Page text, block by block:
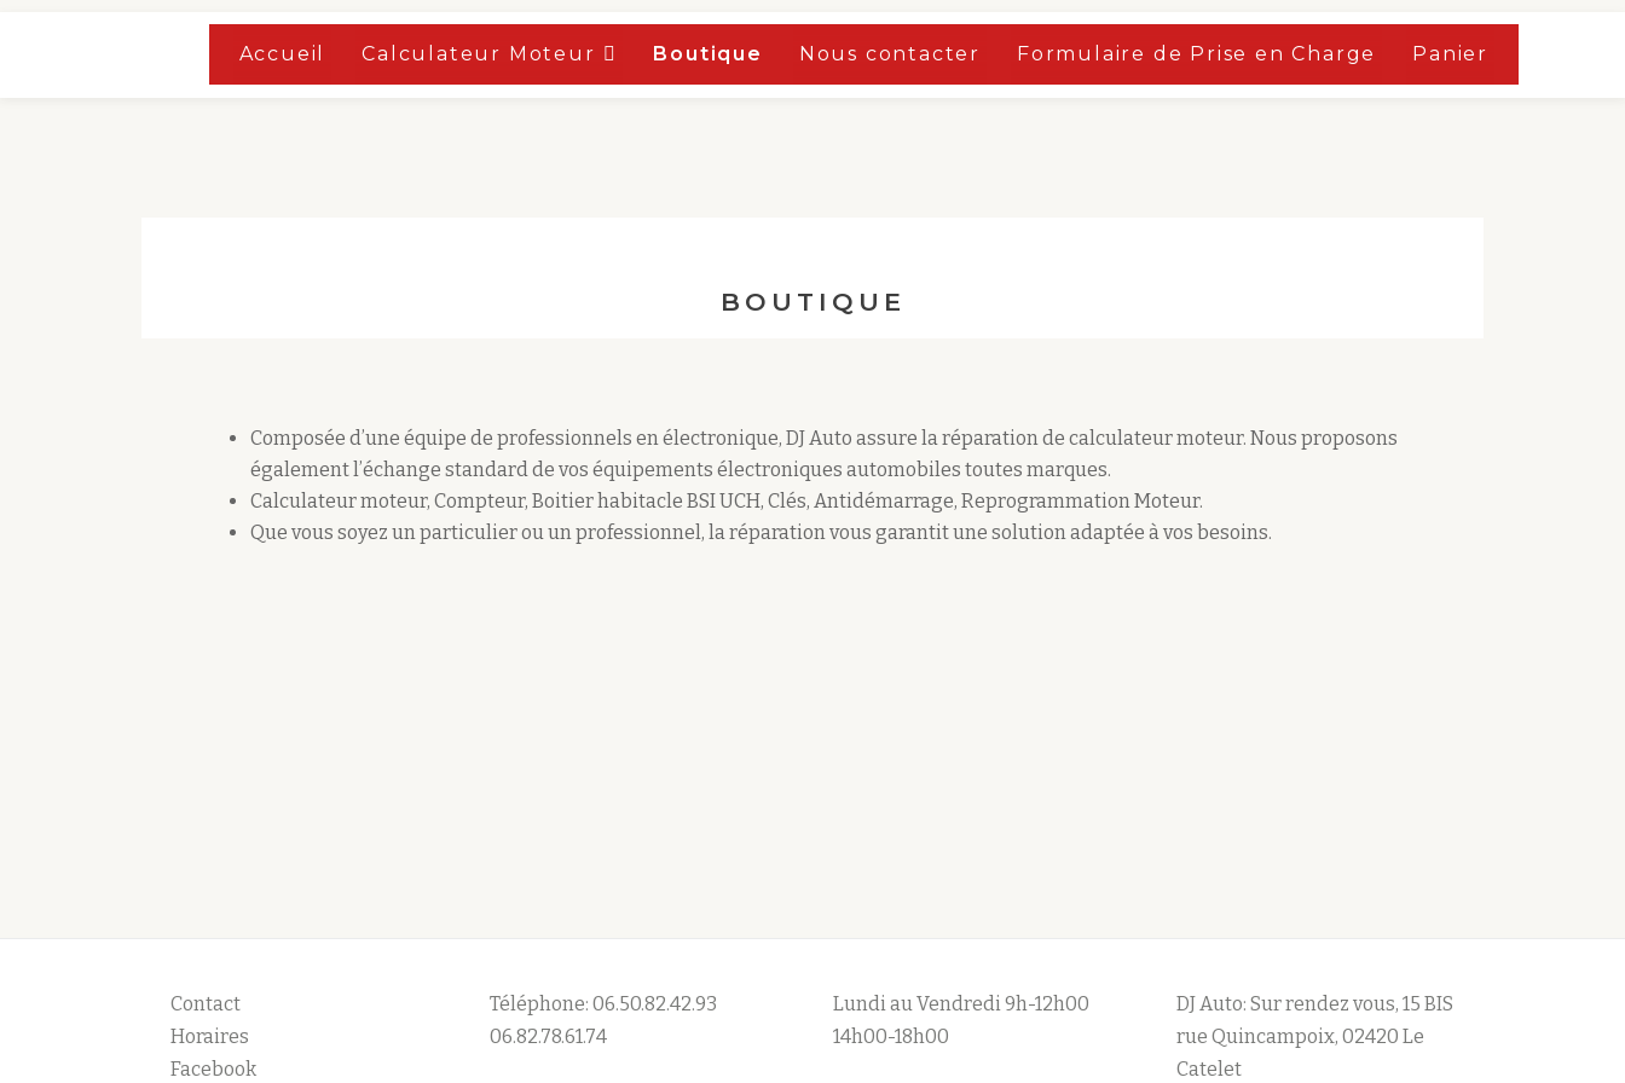
Accueil Calculateur Moteur Boutique Nous contacter Formulaire de Prise en Charge Panier
BOUTIQUE
Composée d’une équipe de professionnels en électronique, DJ Auto assure la réparation de calculateur moteur. Nous proposons
également l’échange standard de vos équipements électroniques automobiles toutes marques.
Calculateur moteur, Compteur, Boitier habitacle BSI UCH, Clés, Antidémarrage, Reprogrammation Moteur.
Que vous soyez un particulier ou un professionnel, la réparation vous garantit une solution adaptée à vos besoins.
Contact
Horaires
Facebook
Téléphone: 06.50.82.42.93
06.82.78.61.74
Lundi au Vendredi 9h-12h00
14h00-18h00
DJ Auto: Sur rendez vous, 15 BIS
rue Quincampoix, 02420 Le
Catelet